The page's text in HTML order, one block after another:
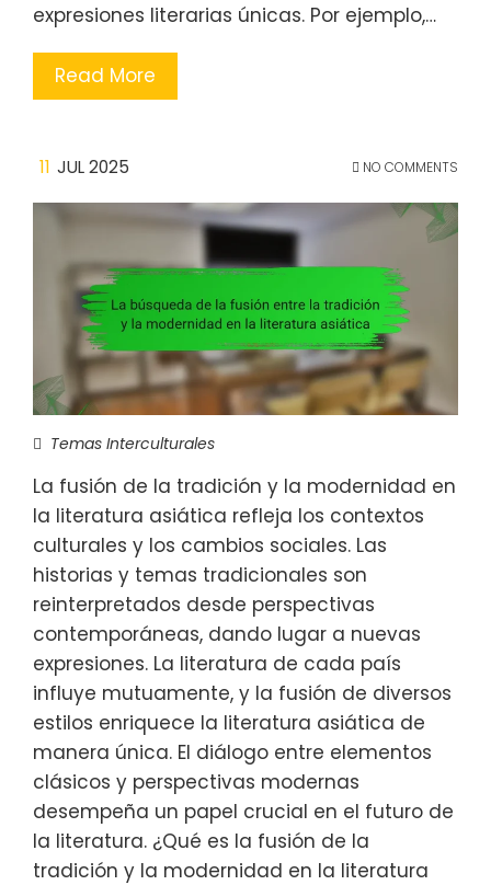
expresiones literarias únicas. Por ejemplo,…
Read More
11 JUL 2025 NO COMMENTS
Temas Interculturales
La fusión de la tradición y la modernidad en
la literatura asiática refleja los contextos
culturales y los cambios sociales. Las
historias y temas tradicionales son
reinterpretados desde perspectivas
contemporáneas, dando lugar a nuevas
expresiones. La literatura de cada país
influye mutuamente, y la fusión de diversos
estilos enriquece la literatura asiática de
manera única. El diálogo entre elementos
clásicos y perspectivas modernas
desempeña un papel crucial en el futuro de
la literatura. ¿Qué es la fusión de la
tradición y la modernidad en la literatura